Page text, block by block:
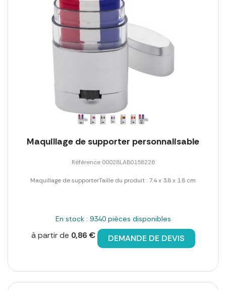
Maquillage de supporter personnalisable
Référence 00028LAB0158226
Maquillage de supporterTaille du produit : 7.4 x 3.8 x 1.8 cm
En stock : 9340 pièces disponibles
à partir de 0,86 € DEMANDE DE DEVIS